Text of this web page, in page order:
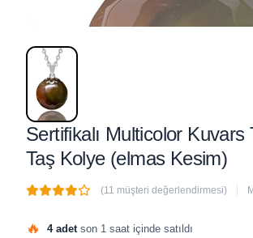
Sertifikalı Multicolor Kuvars
Taş Kolye (elmas Kesim)
(11 müşteri değerlendirmesi)
🔥 4 adet son 1 saat içinde satıldı